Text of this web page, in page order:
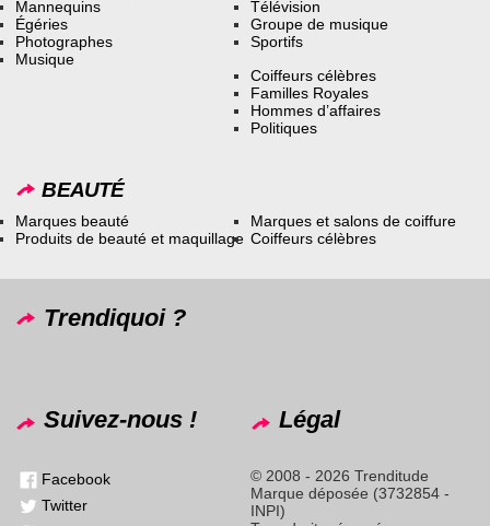
Mannequins
Égéries
Photographes
Musique
Télévision
Groupe de musique
Sportifs
Coiffeurs célèbres
Familles Royales
Hommes d’affaires
Politiques
BEAUTÉ
Marques beauté
Produits de beauté et maquillage
Marques et salons de coiffure
Coiffeurs célèbres
Trendiquoi ?
Suivez-nous !
Facebook
Twitter
Légal
© 2008 - 2026 Trenditude
Marque déposée (3732854 -
INPI)